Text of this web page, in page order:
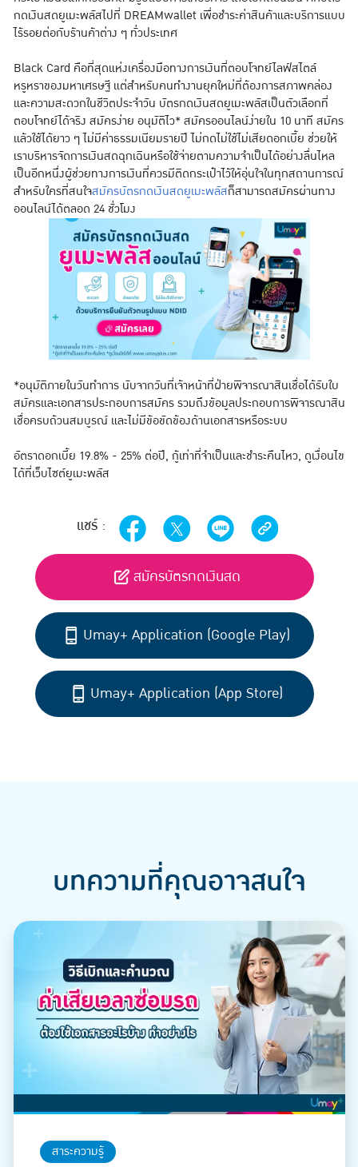
กดเงินสดยูเมะพลัสไปที่ DREAMwallet เพื่อชำระค่าสินค้าและบริการแบบ
ไร้รอยต่อกับร้านค้าต่าง ๆ ทั่วประเทศ
Black Card คือที่สุดแห่งเครื่องมือทางการเงินที่ตอบโจทย์ไลฟ์สไตล์
หรูหราของมหาเศรษฐี แต่สำหรับคนทำงานยุคใหม่ที่ต้องการสภาพคล่อง
และความสะดวกในชีวิตประจำวัน บัตรกดเงินสดยูเมะพลัสเป็นตัวเลือกที่
ตอบโจทย์ได้จริง สมัครง่าย อนุมัติไว* สมัครออนไลน์ง่ายใน 10 นาที สมัคร
แล้วใช้ได้ยาว ๆ ไม่มีค่าธรรมเนียมรายปี ไม่กดไม่ใช้ไม่เสียดอกเบี้ย ช่วยให้
เราบริหารจัดการเงินสดฉุกเฉินหรือใช้จ่ายตามความจำเป็นได้อย่างลื่นไหล
เป็นอีกหนึ่งผู้ช่วยทางการเงินที่ควรมีติดกระเป๋าไว้ให้อุ่นใจในทุกสถานการณ์
สำหรับใครที่สนใจสมัครบัตรกดเงินสดยูเมะพลัสก็สามารถสมัครผ่านทาง
ออนไลน์ได้ตลอด 24 ชั่วโมง
*อนุมัติภายในวันทำการ นับจากวันที่เจ้าหน้าที่ฝ่ายพิจารณาสินเชื่อได้รับใบ
สมัครและเอกสารประกอบการสมัคร รวมถึงข้อมูลประกอบการพิจารณาสิน
เชื่อครบถ้วนสมบูรณ์ และไม่มีข้อขัดข้องด้านเอกสารหรือระบบ
อัตราดอกเบี้ย 19.8% - 25% ต่อปี, กู้เท่าที่จำเป็นและชำระคืนไหว, ดูเงื่อนไข
ได้ที่เว็บไซต์ยูเมะพลัส
แชร์ :
สมัครบัตรกดเงินสด
Umay+ Application (Google Play)
Umay+ Application (App Store)
บทความที่คุณอาจสนใจ
สาระความรู้